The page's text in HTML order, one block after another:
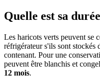
Quelle est sa
Les haricots verts peuvent se
réfrigérateur s'ils sont stockés
contenant. Pour une
peuvent être blanchis et
12 mois.